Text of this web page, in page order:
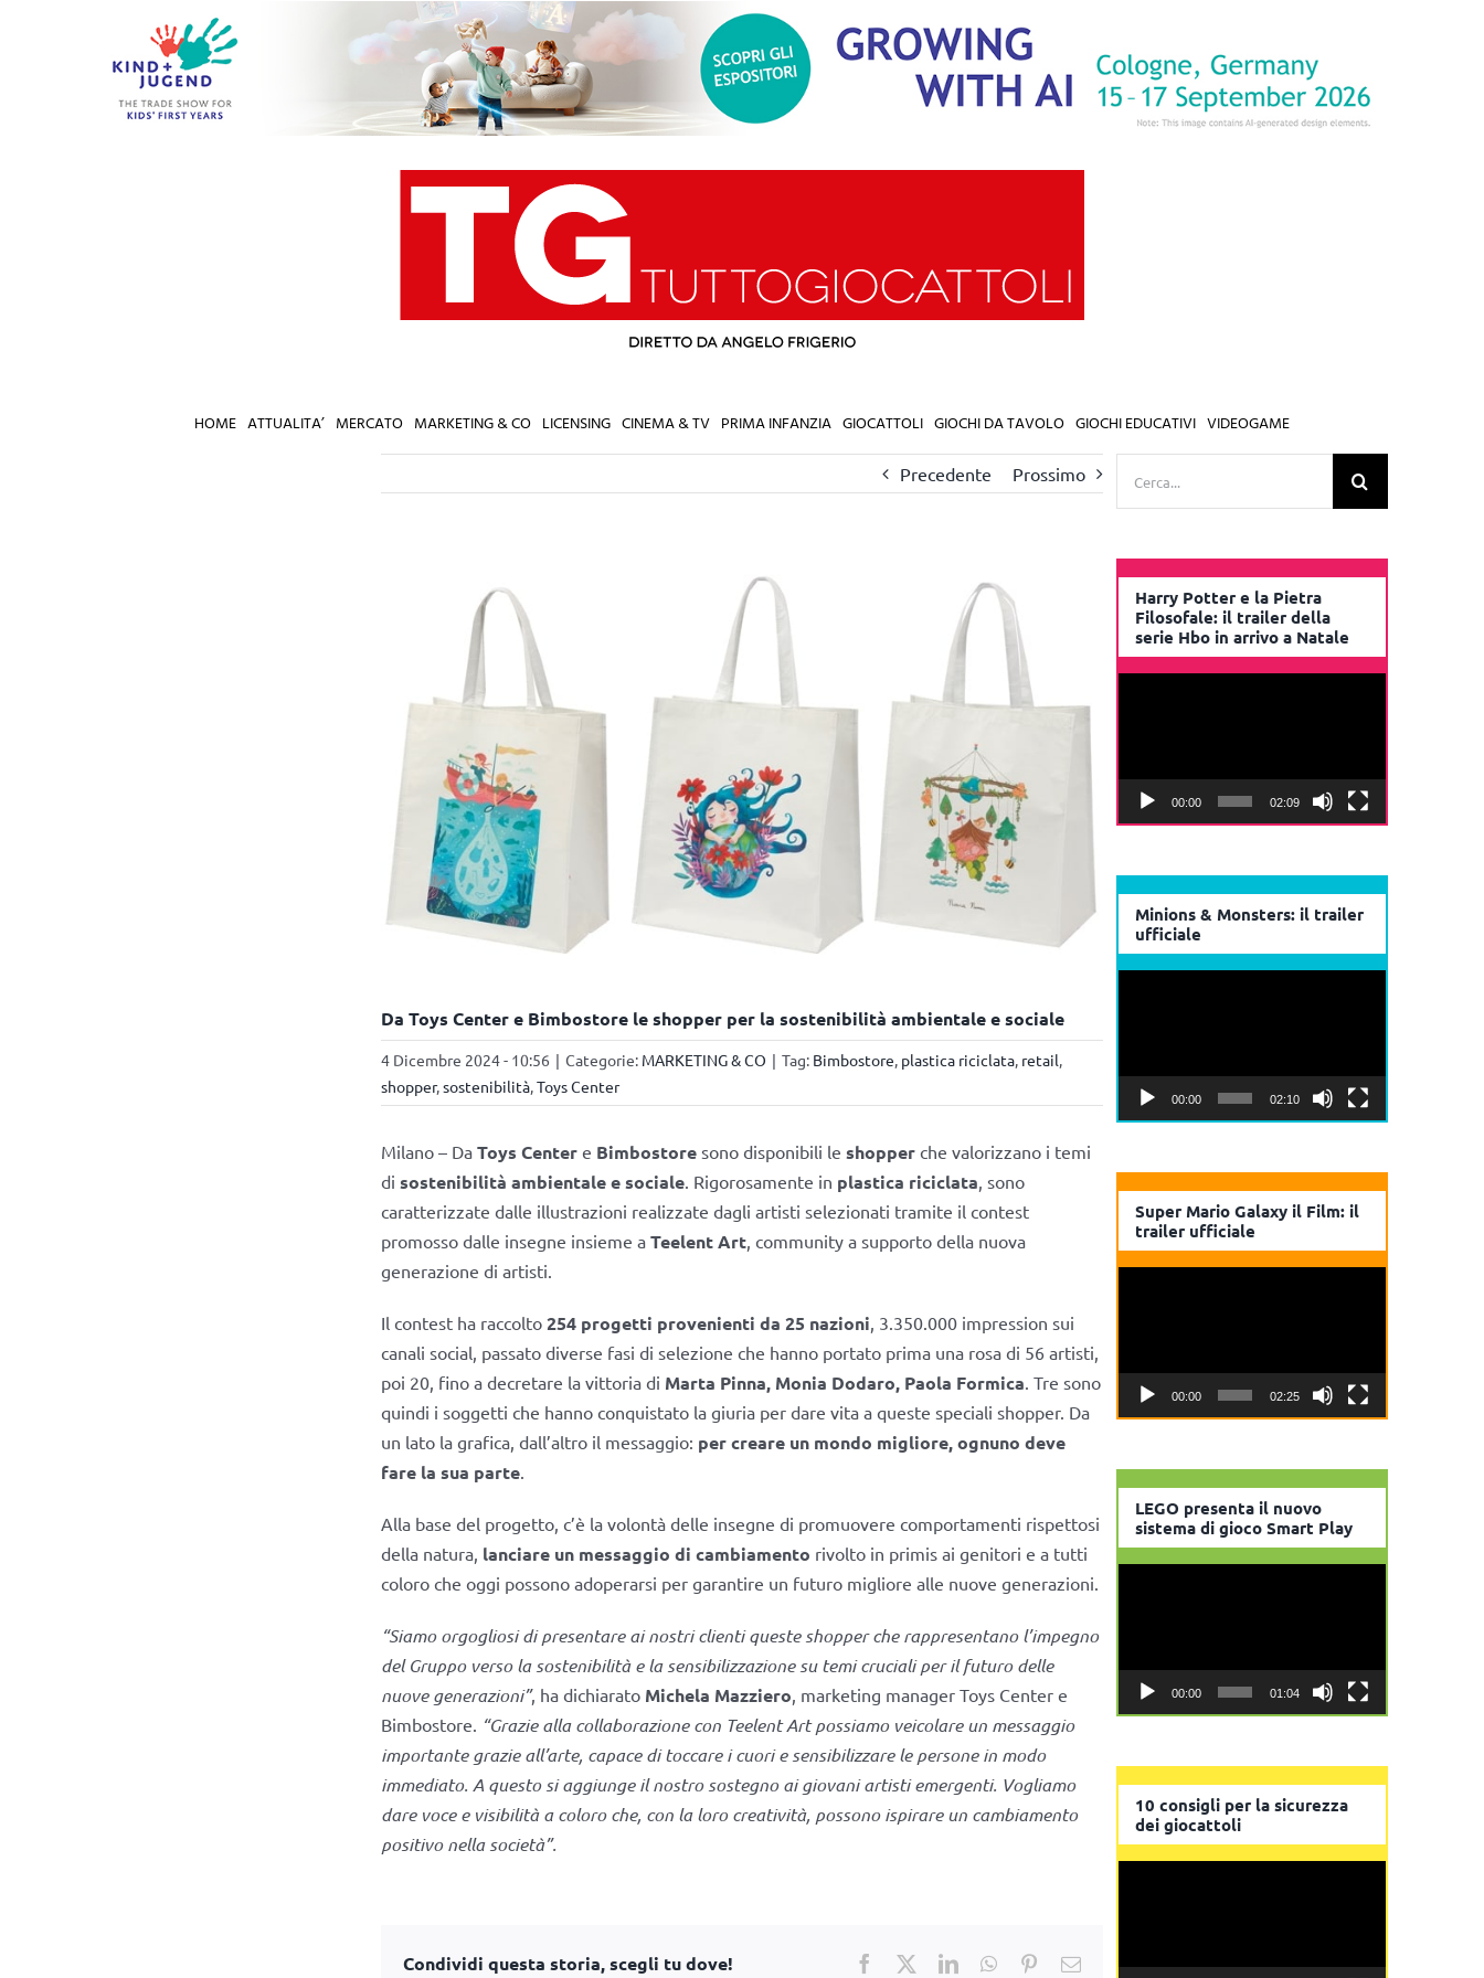
HOME ATTUALITA’ MERCATO MARKETING & CO LICENSING CINEMA & TV PRIMA INFANZIA GIOCATTOLI GIOCHI DA TAVOLO GIOCHI EDUCATIVI VIDEOGAME
Precedente Prossimo
Da Toys Center e Bimbostore le shopper per la sostenibilità ambientale e sociale
4 Dicembre 2024 - 10:56 | Categorie: MARKETING & CO | Tag: Bimbostore, plastica riciclata, retail,
shopper,sostenibilità,Toys Center
Milano – Da Toys Centere Bimbostoresono disponibili le shopperche valorizzano i temi
di sostenibilità ambientale e sociale. Rigorosamente in plastica riciclata , sono
caratterizzate dalle illustrazioni realizzate dagli artisti selezionati tramite il contest
promosso dalle insegne insieme a Teelent Art, community a supporto della nuova
generazione di artisti.
Il contest ha raccolto 254 progetti provenienti da 25 nazioni , 3.350.000 impression sui
canali social, passato diverse fasi di selezione che hanno portato prima una rosa di 56 artisti,
poi 20, fino a decretare la vittoria di Marta Pinna, Monia Dodaro, Paola Formica . Tre sono
quindi i soggetti che hanno conquistato la giuria per dare vita a queste speciali shopper. Da
un lato la grafica, dall’altro il messaggio: per creare un mondo migliore, ognuno deve
fare la sua parte.
Alla base del progetto, c’è la volontà delle insegne di promuovere comportamenti rispettosi
della natura, lanciare un messaggio di cambiamento rivolto in primis ai genitori e a tutti
coloro che oggi possono adoperarsi per garantire un futuro migliore alle nuove generazioni.
“Siamo orgogliosi di presentare ai nostri clienti queste shopper che rappresentano l’impegno
del Gruppo verso la sostenibilità e la sensibilizzazione su temi cruciali per il futuro delle
nuove generazioni”, ha dichiarato Michela Mazziero , marketing manager Toys Center e
Bimbostore. “Grazie alla collaborazione con Teelent Art possiamo veicolare un messaggio
importante grazie all’arte, capace di toccare i cuori e sensibilizzare le persone in modo
immediato. A questo si aggiunge il nostro sostegno ai giovani artisti emergenti. Vogliamo
dare voce e visibilità a coloro che, con la loro creatività, possono ispirare un cambiamento
positivo nella società”.
Condividi questa storia, scegli tu dove! Facebook LinkedInWhatsApp
PinterestEmail
Harry Potter e la Pietra
Filosofale: il trailer della
serie Hbo in arrivo a Natale
00:00 02:09
Minions & Monsters: il trailer
ufficiale
00:00 02:10
Super Mario Galaxy il Film: il
trailer ufficiale
00:00 02:25
LEGO presenta il nuovo
sistema di gioco Smart Play
00:00 01:04
10 consigli per la sicurezza
dei giocattoli